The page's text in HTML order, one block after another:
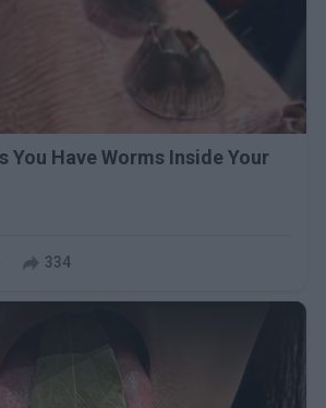
You Have Worms Inside Your
334